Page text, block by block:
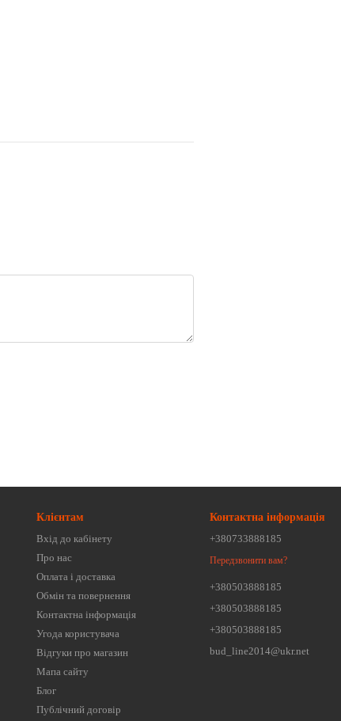
Клієнтам
Вхід до кабінету
Про нас
Оплата і доставка
Обмін та повернення
Контактна інформація
Угода користувача
Відгуки про магазин
Мапа сайту
Блог
Публічний договір
Контактна інформація
+380733888185
Передзвонити вам?
+380503888185
+380503888185
+380503888185
bud_line2014@ukr.net